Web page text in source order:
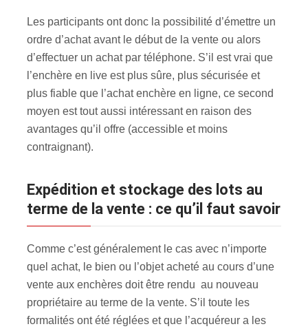
Les participants ont donc la possibilité d’émettre un
ordre d’achat avant le début de la vente ou alors
d’effectuer un achat par téléphone. S’il est vrai que
l’enchère en live est plus sûre, plus sécurisée et
plus fiable que l’achat enchère en ligne, ce second
moyen est tout aussi intéressant en raison des
avantages qu’il offre (accessible et moins
contraignant).
Expédition et stockage des lots au
terme de la vente : ce qu’il faut savoir
Comme c’est généralement le cas avec n’importe
quel achat, le bien ou l’objet acheté au cours d’une
vente aux enchères doit être rendu au nouveau
propriétaire au terme de la vente. S’il toute les
formalités ont été réglées et que l’acquéreur a les